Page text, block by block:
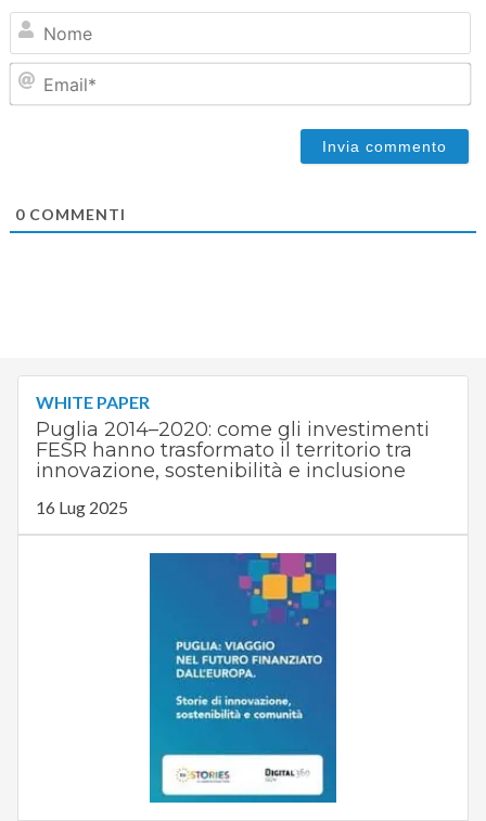
0COMMENTI
WHITE PAPER
Puglia 2014–2020: come gli investimenti
FESR hanno trasformato il territorio tra
innovazione, sostenibilità e inclusione
16 Lug 2025